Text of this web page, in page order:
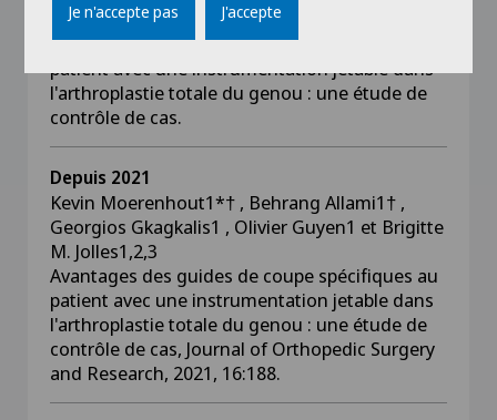
M. Jolles1,2,3
Avantages des guides de coupe spécifiques au
patient avec une instrumentation jetable dans
l'arthroplastie totale du genou : une étude de
contrôle de cas.
Depuis 2021
Kevin Moerenhout1*† , Behrang Allami1† ,
Georgios Gkagkalis1 , Olivier Guyen1 et Brigitte
M. Jolles1,2,3
Avantages des guides de coupe spécifiques au
patient avec une instrumentation jetable dans
l'arthroplastie totale du genou : une étude de
contrôle de cas, Journal of Orthopedic Surgery
and Research, 2021, 16:188.
Je n'accepte pas J'accepte